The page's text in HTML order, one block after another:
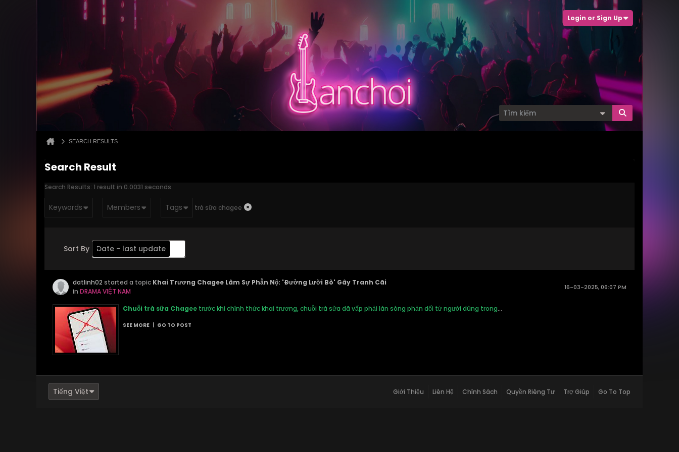
Login or Sign Up
SEARCH RESULTS
Search Result
Search Results: 1 result in 0.0031 seconds.
Keywords Members Tags trà sữa chagee
Sort By Date - last update
Order Descending
datlinh02 started a topic Khai Trương Chagee Lâm Sự Phẫn Nộ: 'Đường Lưỡi Bò' Gây Tranh Cãi
in DRAMA VIỆT NAM 16-03-2025, 06:07 PM
Chuỗi trà sữa Chagee trước khi chính thức khai trương, chuỗi trà sữa đã vấp phải làn sóng phản đối từ người dùng trong...
SEE MORE GO TO POST
Tiếng Việt Giới Thiệu Liên Hệ Chính Sách Quyền Riêng Tư Trợ Giúp Go To Top